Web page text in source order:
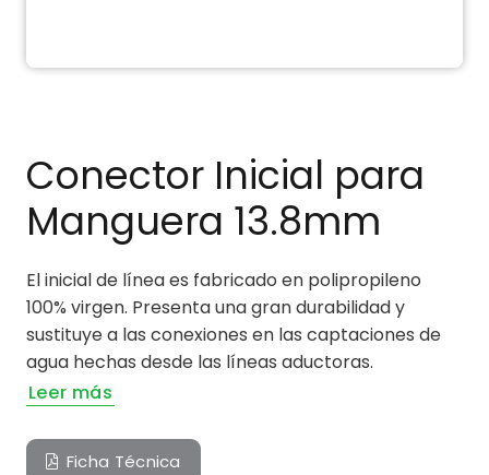
Conector Inicial para
Manguera 13.8mm
El inicial de línea es fabricado en polipropileno
100% virgen. Presenta una gran durabilidad y
sustituye a las conexiones en las captaciones de
agua hechas desde las líneas aductoras.
Leer más
Ficha Técnica